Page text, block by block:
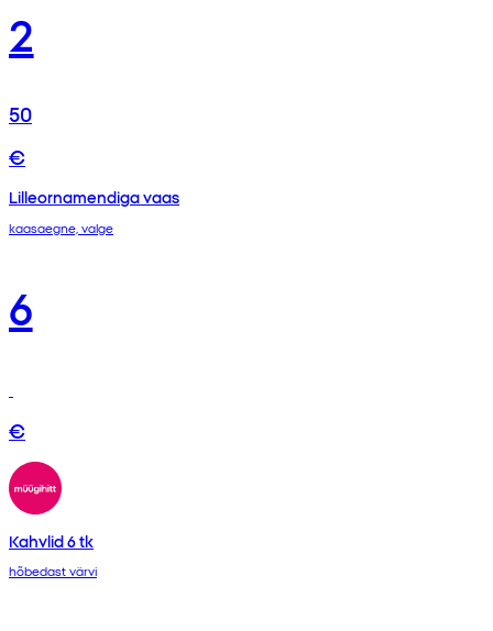
2
50
€
Lilleornamendiga vaas
kaasaegne, valge
6
€
Kahvlid 6 tk
hõbedast värvi